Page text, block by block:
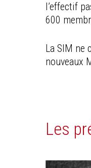
l’effectif
600
La SIM ne
nouveaux
Les